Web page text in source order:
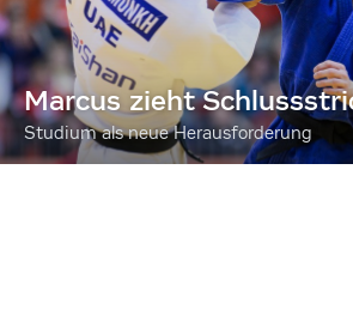
Marcus zieht
Studium als neue Herausforderung